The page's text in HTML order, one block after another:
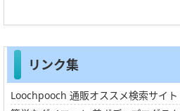
リンク集
Loochpooch 通販オススメ検索サイト